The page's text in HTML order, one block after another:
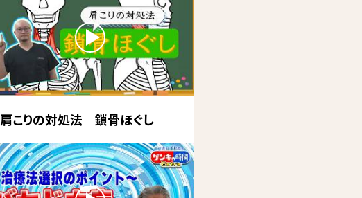
肩こりの対処法 鎖骨ほぐし